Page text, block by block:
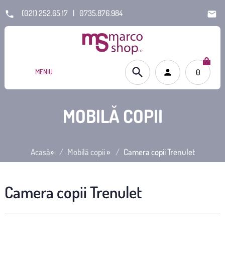
(021) 252.65.17 | 0735.876.984
MENIU 0
MOBILĂ COPII
Acasă» Mobilă copii» Camera copii Trenulet
Camera copii Trenulet